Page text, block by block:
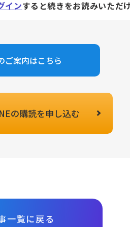
インすると続きをお読みいただ
ご案内はこちら
の購読を申し込む
一覧に戻る